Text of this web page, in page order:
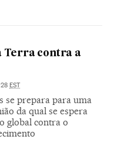
Terra contra a
EST
se prepara para uma
da qual se espera
global contra o